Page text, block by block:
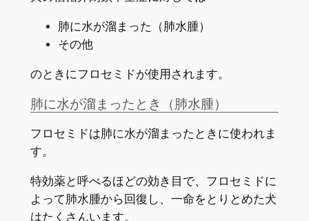
肺に水が溜まった（肺水腫）
その他
のときにフロセミドが使用されます。
肺に水が溜まったとき（肺水腫）
フロセミドは肺に水が溜まったときに使われま
す。
特効薬と呼べるほどの効き目で、フロセミドに
よって肺水腫から回復し、一命をとりとめた犬
はたくさんいます。